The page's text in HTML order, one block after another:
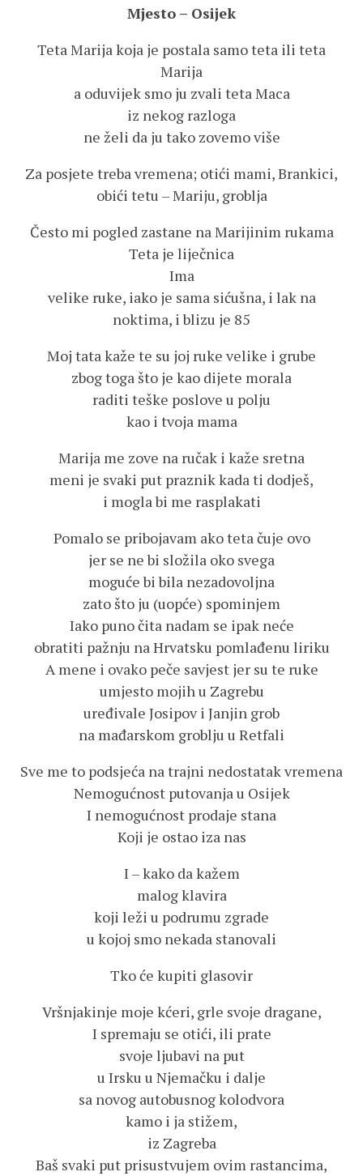
Mjesto – Osijek
Teta Marija koja je postala samo teta ili teta
Marija
a oduvijek smo ju zvali teta Maca
iz nekog razloga
ne želi da ju tako zovemo više
Za posjete treba vremena; otići mami, Brankici,
obići tetu – Mariju, groblja
Često mi pogled zastane na Marijinim rukama
Teta je liječnica
Ima
velike ruke, iako je sama sićušna, i lak na
noktima, i blizu je 85
Moj tata kaže te su joj ruke velike i grube
zbog toga što je kao dijete morala
raditi teške poslove u polju
kao i tvoja mama
Marija me zove na ručak i kaže sretna
meni je svaki put praznik kada ti dodješ,
i mogla bi me rasplakati
Pomalo se pribojavam ako teta čuje ovo
jer se ne bi složila oko svega
moguće bi bila nezadovoljna
zato što ju (uopće) spominjem
Iako puno čita nadam se ipak neće
obratiti pažnju na Hrvatsku pomlađenu liriku
A mene i ovako peče savjest jer su te ruke
umjesto mojih u Zagrebu
uređivale Josipov i Janjin grob
na mađarskom groblju u Retfali
Sve me to podsjeća na trajni nedostatak vremena
Nemogućnost putovanja u Osijek
I nemogućnost prodaje stana
Koji je ostao iza nas
I – kako da kažem
malog klavira
koji leži u podrumu zgrade
u kojoj smo nekada stanovali
Tko će kupiti glasovir
Vršnjakinje moje kćeri, grle svoje dragane,
I spremaju se otići, ili prate
svoje ljubavi na put
u Irsku u Njemačku i dalje
sa novog autobusnog kolodvora
kamo i ja stižem,
iz Zagreba
Baš svaki put prisustvujem ovim rastancima,